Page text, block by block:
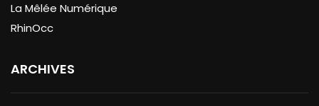
La Mêlée Numérique
RhinOcc
ARCHIVES